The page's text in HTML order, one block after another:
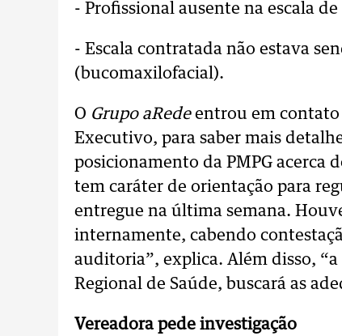
- Profissional ausente na escala
- Escala contratada não estava
(bucomaxilofacial).
O Grupo aRedeentrou em contato
Executivo, para saber mais
posicionamento da PMPG acerca
tem caráter de orientação para
entregue na última semana.
internamente, cabendo
auditoria”, explica. Além disso,
Regional de Saúde, buscará as
Vereadora pede investigação